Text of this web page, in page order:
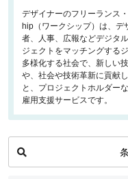
デザイナーのフリーランス
hip（ワークシップ）は、
者、人事、広報などデジタ
ジェクトをマッチングする
多様化する社会で、新しい
や、社会や技術革新に貢献
と、プロジェクトホルダー
雇用支援サービスです。
職種
フロントエンド
バックエンドエ
インフラエンジ
iOS/Androidアプ
データサイエン
プロジェクトマ
プランナー・デ
デザイナー